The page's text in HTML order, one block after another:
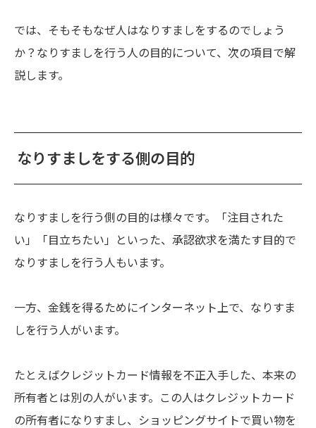
では、そもそもなぜ人はなりすましをするのでしょう
か？なりすましを行う人の目的について、次の項目で解
説します。
なりすましをする側の目的
なりすましを行う側の目的は様々です。「注目された
い」「目立ちたい」といった、承認欲求を満たす目的で
なりすましを行う人もいます。
一方、金銭を得るためにインターネット上で、なりすま
しを行う人がいます。
たとえばクレジットカード情報を不正入手した、本来の
所有者とは別の人がいます。この人はクレジットカード
の所有者になりすまし、ショッピングサイトで買い物を